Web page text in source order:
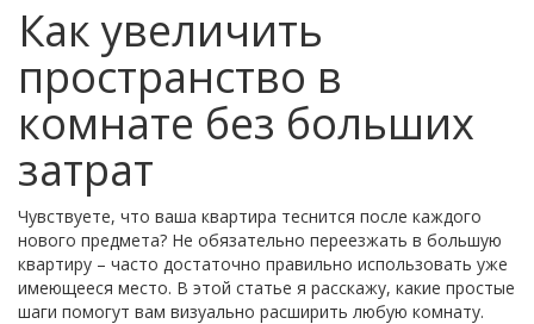
Как увеличить
пространство в
комнате без больших
затрат
Чувствуете, что ваша квартира теснится после каждого
нового предмета? Не обязательно переезжать в большую
квартиру – часто достаточно правильно использовать уже
имеющееся место. В этой статье я расскажу, какие простые
шаги помогут вам визуально расширить любую комнату.